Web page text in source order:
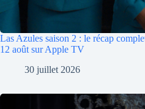
Las Azules saison 2 : le récap
12 août sur Apple TV
30 juillet 2026